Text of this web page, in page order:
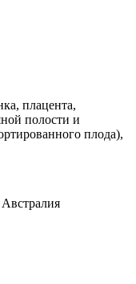
плацента,
полости и
плода),